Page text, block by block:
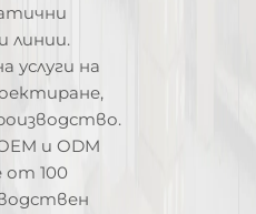
линии.
услуги на
и ODM
от 100